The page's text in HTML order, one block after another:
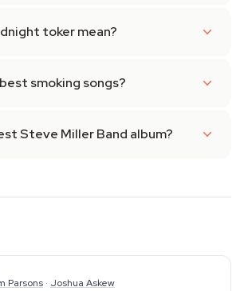
toker mean?
smoking songs?
Steve Miller Band album?
Parsons · Joshua Askew